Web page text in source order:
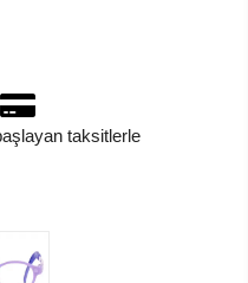
taksitlerle